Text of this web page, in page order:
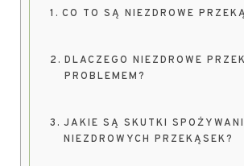
CO TO SĄ NIEZDROWE
DLACZEGO NIEZDROWE
PROBLEMEM?
JAKIE SĄ SKUTKI
NIEZDROWYCH PRZEKĄSEK?